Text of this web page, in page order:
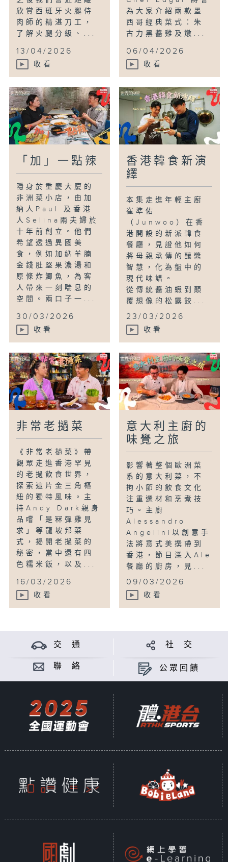
欣賞西班牙火腿侍
肉師的精湛刀工，
了解火腿分級、...
13/04/2026
收看
為大家介紹兩款墨
西哥經典菜式：朱
古力黑醬雞及燉...
06/04/2026
收看
「加」一點辣
隱身於重慶大廈的
非洲菜小店，由加
納人Paul 及香港
人Selina兩夫婦於
十年前創立。他們
希望透過異國美
食，例如加納羊腩
金錢肚堅果濃湯和
原條炸鯽魚，為客
人帶來一刻喘息的
空間。兩口子一...
30/03/2026
收看
香港韓食新演
繹
本集走進年輕主廚
崔準佑
（Junwoo）在香
港開設的新派韓食
餐廳，見證他如何
將母親承傳的釀醬
智慧，化為盤中的
現代味譜。
從傳統醬油蝦到顛
覆想像的松露餃...
23/03/2026
收看
非常老撾菜
《非常老撾菜》帶
觀眾走進香港罕見
的老撾飲食世界，
探索這片金三角樞
紐的獨特風味。主
持Andy Dark親身
品嚐「是冧彈雞見
求」等龍坡邦菜
式，揭開老撾菜的
秘密，當中還有四
色糯米飯，以及...
16/03/2026
收看
意大利主廚的
味覺之旅
影響著整個歐洲菜
系的意大利菜，不
拘小節的飲食文化
注重選材和烹煮技
巧。主廚
Alessandro
Angelini以創意手
法將意式美撰帶到
香港，節目深入Ale
餐廳的廚房，見...
09/03/2026
收看
交 通 社 交
聯 絡 公眾回饋